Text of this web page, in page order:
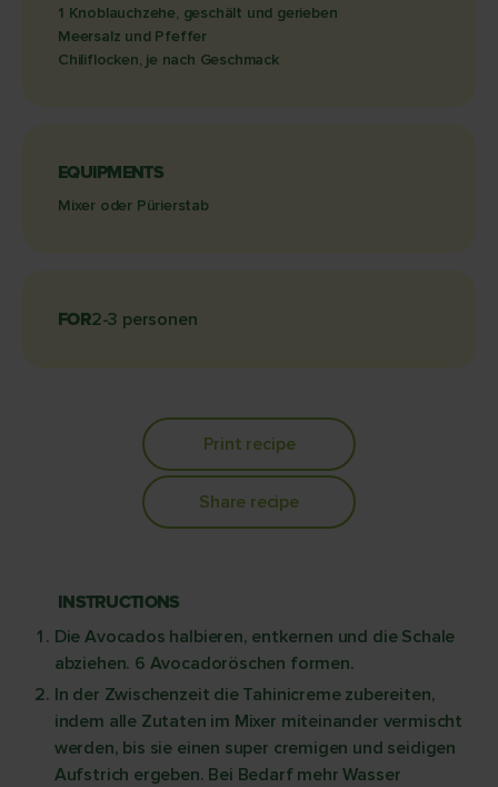
1 Knoblauchzehe, geschält und gerieben
Meersalz und Pfeffer
Chiliflocken, je nach Geschmack
EQUIPMENTS
Mixer oder Pürierstab
FOR2-3 personen
Print recipe
Share recipe
INSTRUCTIONS
Die Avocados halbieren, entkernen und die Schale
abziehen. 6 Avocadoröschen formen.
In der Zwischenzeit die Tahinicreme zubereiten,
indem alle Zutaten im Mixer miteinander vermischt
werden, bis sie einen super cremigen und seidigen
Aufstrich ergeben. Bei Bedarf mehr Wasser